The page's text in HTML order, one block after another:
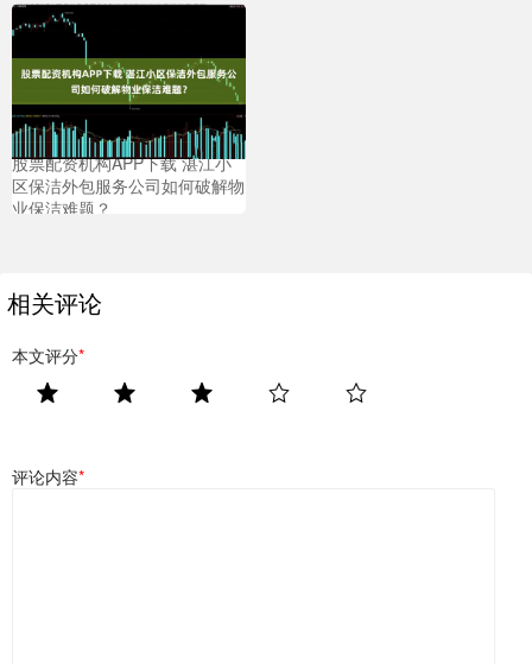
股票配资机构APP下载 湛江小
区保洁外包服务公司如何破解物
业保洁难题？
相关评论
本文评分*
评论内容*